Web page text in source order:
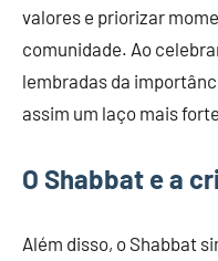
valores e priorizar
comunidade. Ao
lembradas da
assim um laço mais
O Shabbat e a
Além disso, o Shabbat